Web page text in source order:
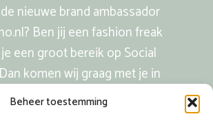
Beheer toestemming
nieuwe brand ambassador
Ben jij een fashion freak
een groot bereik op Social
komen wij graag met je in
Mail naar info@lorino.nl.